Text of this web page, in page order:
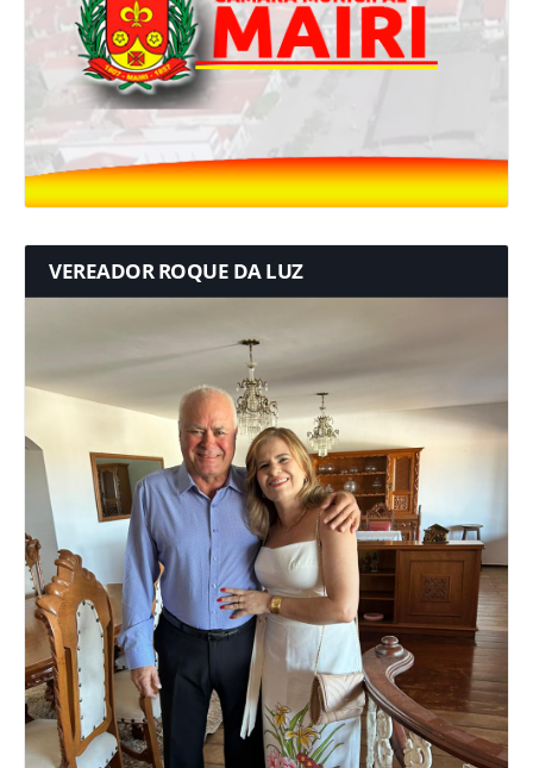
VEREADOR ROQUE DA LUZ